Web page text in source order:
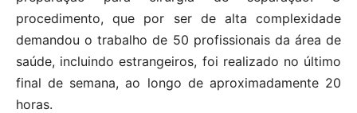
procedimento, que por ser de alta complexidade
demandou o trabalho de 50 profissionais da área de
saúde, incluindo estrangeiros, foi realizado no último
final de semana, ao longo de aproximadamente 20
horas.